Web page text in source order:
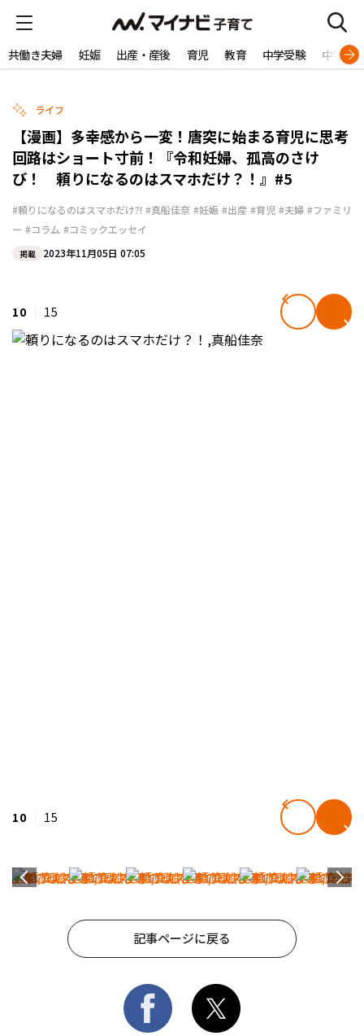
共働き夫婦 妊娠 出産・産後 育児 教育 中学受験 中学生
ライフ
【漫画】多幸感から一変！唐突に始まる育児に思考
回路はショート寸前！『令和妊婦、孤高のさけ
び！ 頼りになるのはスマホだけ？！』#5
#頼りになるのはスマホだけ?! #真船佳奈 #妊娠 #出産 #育児 #夫婦 #ファミリ
ー #コラム #コミックエッセイ
掲載 2023年11月05日 07:05
10 15
10 15
記事ページに戻る